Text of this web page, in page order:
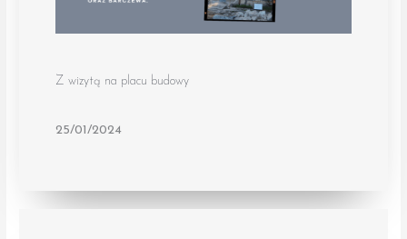
Z wizytą na placu budowy
25/01/2024